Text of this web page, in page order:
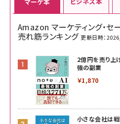
Amazon マーケティング・
売れ筋ランキング 更新日時：
2億円を売り
強の副業
￥1,870
小さな会社は